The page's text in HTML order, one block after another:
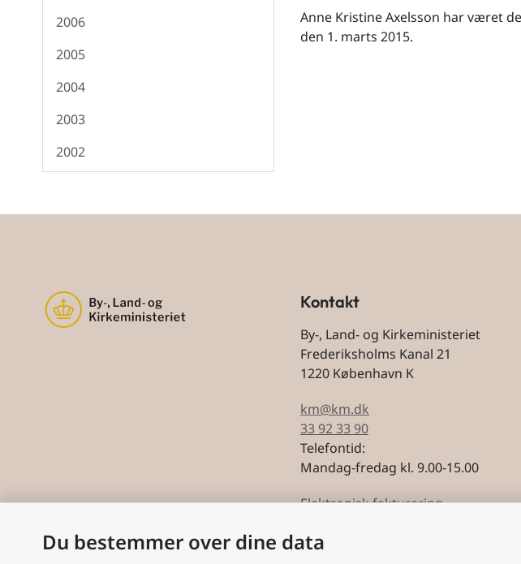
2006
2005
2004
2003
2002
Anne Kristine Axelsson har været
den 1. marts 2015.
Kontakt
By-, Land- og Kirkeministeriet
Frederiksholms Kanal 21
1220 København K
km@km.dk
33 92 33 90
Telefontid:
Mandag-fredag kl. 9.00-15.00
Elektronisk fakturering
CVR: 59743228
Du bestemmer over dine data